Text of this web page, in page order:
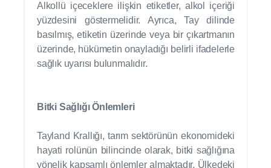
Alkollü içeceklere ilişkin etiketler, alkol içeriği
yüzdesini göstermelidir. Ayrıca, Tay dilinde
basılmış, etiketin üzerinde veya bir çıkartmanın
üzerinde, hükümetin onayladığı belirli ifadelerle
sağlık uyarısı bulunmalıdır.
Bitki Sağlığı Önlemleri
Tayland Krallığı, tarım sektörünün ekonomideki
hayati rolünün bilincinde olarak, bitki sağlığına
yönelik kapsamlı önlemler almaktadır. Ülkedeki